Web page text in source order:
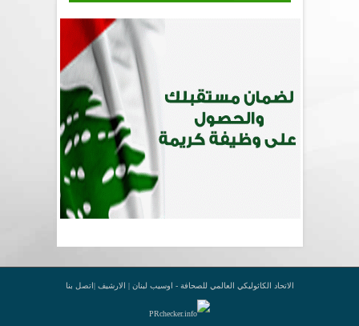
الاتحاد الكاثوليكي العالمي للصحافة - اوسيب لبنان | الارشيف |اتصل بنا